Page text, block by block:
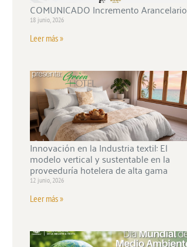
COMUNICADO Incremento Arancelario
18 junio, 2026
Leer más »
Innovación en la Industria textil: El
modelo vertical y sustentable en la
proveeduría hotelera de alta gama
12 junio, 2026
Leer más »